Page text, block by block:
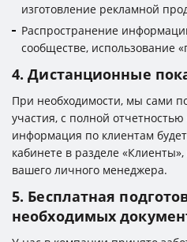
изготовление рекламной
Распространение
сообществе, использование
4. Дистанционные
При необходимости, мы сами
участия, с полной
информация по клиентам
кабинете в разделе
вашего личного менеджера.
5. Бесплатная
необходимых